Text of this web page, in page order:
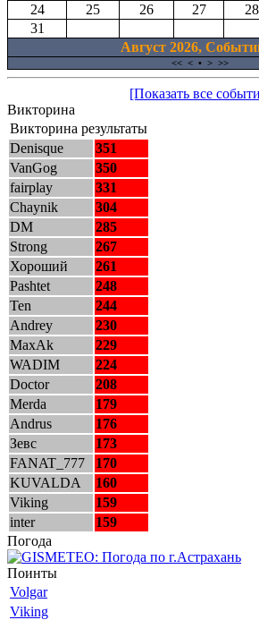
24
25 26 27 28
31
Август 2026,
<< < • > >>
[Показать все
Викторина
Викторина результаты
Denisque
351
VanGog
350
fairplay
331
Chaynik
304
DM
285
Strong
267
Хороший
261
Pashtet
248
Ten
244
Andrey
230
MaxAk
229
WADIM
224
Doctor
208
Merda
179
Andrus
176
Зевс
173
FANAT_777
170
KUVALDA
160
Viking
159
inter
159
Погода
Поинты
Volgar
Viking